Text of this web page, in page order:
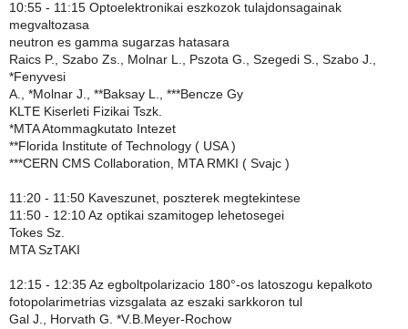
10:55 - 11:15 Optoelektronikai eszkozok tulajdonsagainak
megvaltozasa
neutron es gamma sugarzas hatasara
Raics P., Szabo Zs., Molnar L., Pszota G., Szegedi S., Szabo J.,
*Fenyvesi
A., *Molnar J., **Baksay L., ***Bencze Gy
KLTE Kiserleti Fizikai Tszk.
*MTA Atommagkutato Intezet
**Florida Institute of Technology ( USA )
***CERN CMS Collaboration, MTA RMKI ( Svajc )
11:20 - 11:50 Kaveszunet, poszterek megtekintese
11:50 - 12:10 Az optikai szamitogep lehetosegei
Tokes Sz.
MTA SzTAKI
12:15 - 12:35 Az egboltpolarizacio 180°-os latoszogu kepalkoto
fotopolarimetrias vizsgalata az eszaki sarkkoron tul
Gal J., Horvath G. *V.B.Meyer-Rochow